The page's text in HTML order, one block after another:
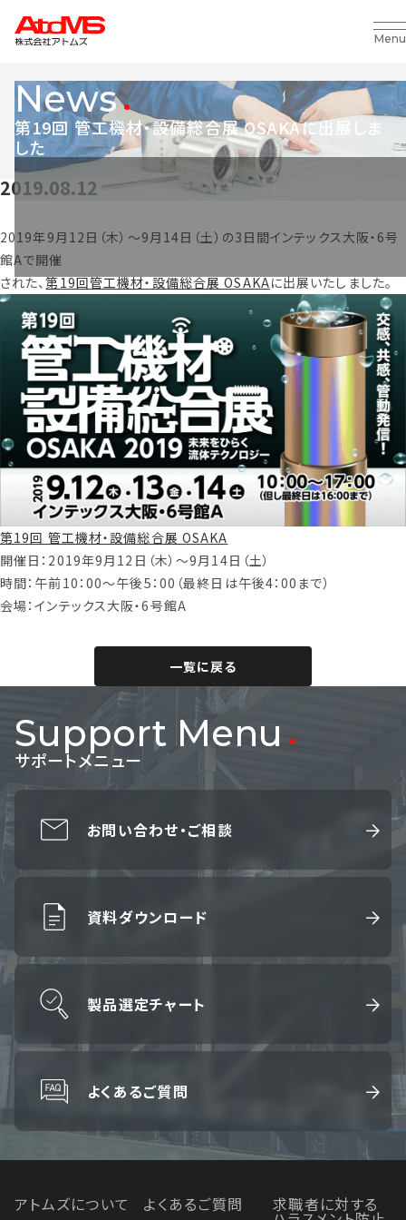
Menu
News
第19回 管工機材・設備総合展 OSAKAに出展しま
した
2019.08.12
2019年9月12日（木）～9月14日（土）の3日間インテックス大阪・6号
館Aで開催
された、第19回管工機材・設備総合展 OSAKAに出展いたしました。
第19回 管工機材・設備総合展 OSAKA
開催日：2019年9月12日（木）～9月14日（土）
時間：午前10：00～午後5：00（最終日は午後4：00まで）
会場：インテックス大阪・6号館A
一覧に戻る
Support Menu
サポートメニュー
お問い合わせ・ご相談
資料ダウンロード
製品選定チャート
よくあるご質問
アトムズについて よくあるご質問 求職者に対する